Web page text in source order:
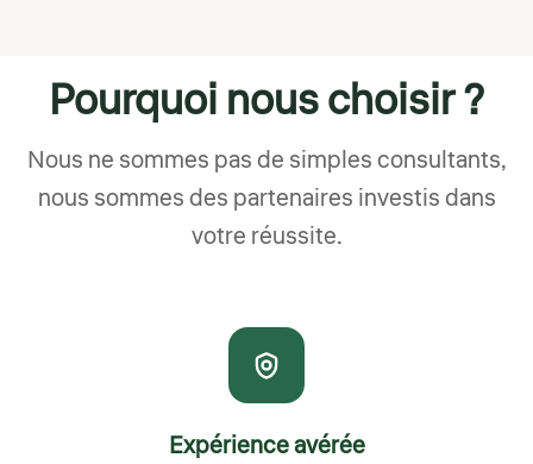
Pourquoi nous choisir ?
Nous ne sommes pas de simples consultants,
nous sommes des partenaires investis dans
votre réussite.
Expérience avérée